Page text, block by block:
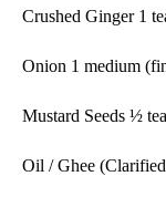
Crushed Ginger 1
Onion 1 medium
Mustard Seeds ½
Oil / Ghee